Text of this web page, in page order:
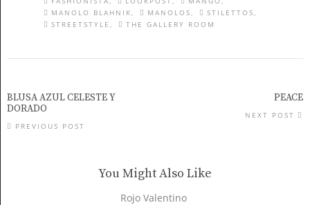
MANOLO BLAHNIK
MANOLOS
STILETTOS
STREETSTYLE
THE GALLERY ROOM
BLUSA AZUL CELESTE Y
DORADO
PREVIOUS POST
PEACE
NEXT POST
You Might Also Like
Rojo Valentino